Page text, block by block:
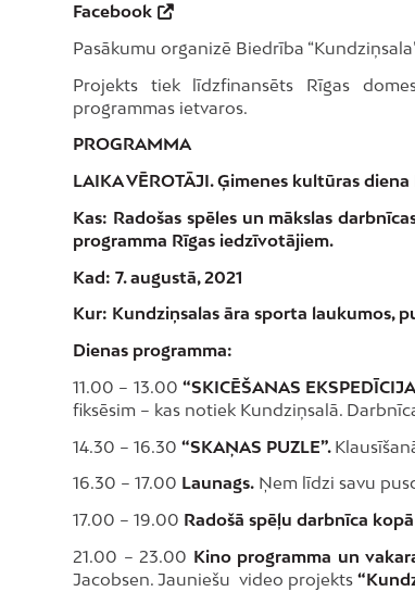
Facebook
Pasākumu organizē Biedrība
Projekts tiek līdzfinansēts Rīgas
programmas ietvaros.
PROGRAMMA
LAIKA VĒROTĀJI. Ģimenes kultūras
Kas: Radošas spēles un mākslas
programma Rīgas iedzīvotājiem.
Kad: 7. augustā, 2021
Kur: Kundziņsalas āra sporta laukumos,
Dienas programma:
11.00 – 13.00 “SKICĒŠANAS
fiksēsim – kas notiek Kundziņsalā.
14.30 – 16.30 “SKAŅAS PUZLE”.
16.30 – 17.00 Launags. Ņem līdzi savu
17.00 – 19.00 Radošā spēļu darbnīca
21.00 – 23.00 Kino programma un
Jacobsen. Jauniešu video projekts